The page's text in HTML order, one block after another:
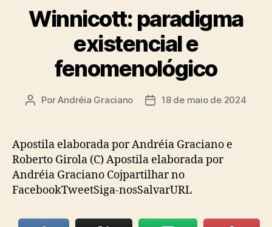
Winnicott: paradigma
existencial e
fenomenológico
Autor
PorAndréia Graciano
Data18 de maio de 2024
Apostila elaborada por Andréia Graciano e
Roberto Girola (C) Apostila elaborada por
Andréia Graciano Cojpartilhar no
FacebookTweetSiga-nosSalvarURL